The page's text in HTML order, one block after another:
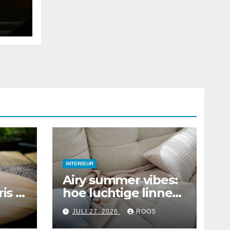
je
INTERIEUR
Airy summer vibes:
hoe luchtige linnen
in je interieur te
integreren
JULI 27, 2026 ROOS